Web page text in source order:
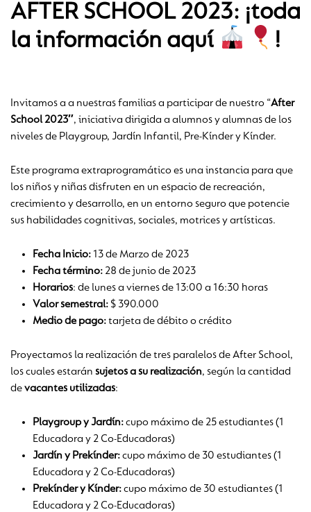
AFTER SCHOOL 2023: ¡toda
la información aquí
!
Invitamos a a nuestras familias a participar de nuestro “After
School 2023″, iniciativa dirigida a alumnos y alumnas de los
niveles de Playgroup, Jardín Infantil, Pre-Kínder y Kínder.
Este programa extraprogramático es una instancia para que
los niños y niñas disfruten en un espacio de recreación,
crecimiento y desarrollo, en un entorno seguro que potencie
sus habilidades cognitivas, sociales, motrices y artísticas.
Fecha Inicio: 13 de Marzo de 2023
Fecha término: 28 de junio de 2023
Horarios: de lunes a viernes de 13:00 a 16:30 horas
Valor semestral: $ 390.000
Medio de pago:tarjeta de débito o crédito
Proyectamos la realización de tres paralelos de After School,
los cuales estarán sujetos a su realización, según la cantidad
devacantes utilizadas:
Playgroup y Jardín:cupo máximo de 25 estudiantes (1
Educadora y 2 Co-Educadoras)
Jardín y Prekínder:cupo máximo de 30 estudiantes (1
Educadora y 2 Co-Educadoras)
Prekínder y Kínder:cupo máximo de 30 estudiantes (1
Educadora y 2 Co-Educadoras)